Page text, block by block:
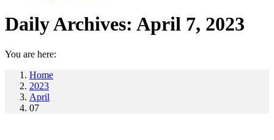
Daily Archives: April 7, 2023
You are here:
Home
2023
April
07